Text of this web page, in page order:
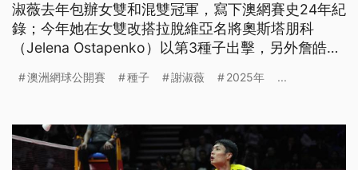
淑薇去年包辦女雙和混雙冠軍，寫下澳網賽史24年紀
錄；今年她在女雙改搭拉脫維亞名將奧斯塔朋科
（Jelena Ostapenko）以第3種子出擊，另外詹皓晴
女將出戰。來看我們為您整理的體育週報。
澳洲網球公開賽 種子 謝淑薇 2025年 ...